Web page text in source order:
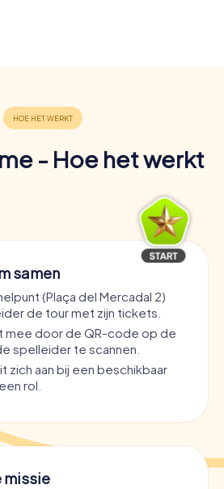
- Hoe het werkt
samen
(Plaça del Mercadal 2)
de tour met zijn tickets.
mee door de QR-code op de
spelleider te scannen.
zich aan bij een beschikbaar
rol.
missie